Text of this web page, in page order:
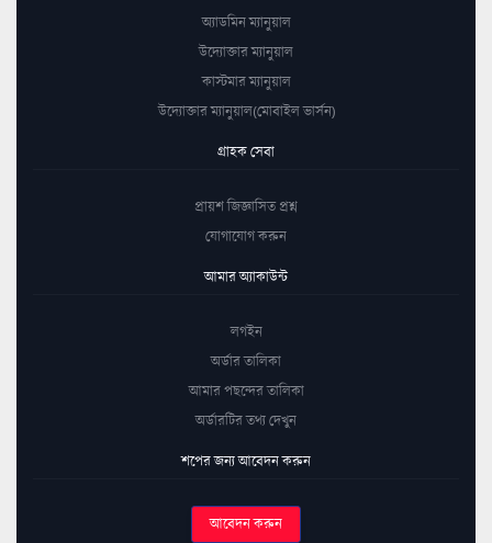
অ্যাডমিন ম্যানুয়াল
উদ্যোক্তার ম্যানুয়াল
কাস্টমার ম্যানুয়াল
উদ্যোক্তার ম্যানুয়াল(মোবাইল ভার্সন)
গ্রাহক সেবা
প্রায়শ জিজ্ঞাসিত প্রশ্ন
যোগাযোগ করুন
আমার অ্যাকাউন্ট
লগইন
অর্ডার তালিকা
আমার পছন্দের তালিকা
অর্ডারটির তথ্য দেখুন
শপের জন্য আবেদন করুন
আবেদন করুন